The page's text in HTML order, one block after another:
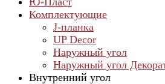
Комплектующие
J-планка
UP Decor
Наружный угол
Наружный угол
Внутренний угол